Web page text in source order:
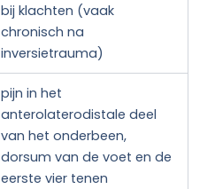
bij klachten (vaak
chronisch na
inversietrauma)
pijn in het
anterolaterodistale deel
van het onderbeen,
dorsum van de voet en de
eerste vier tenen